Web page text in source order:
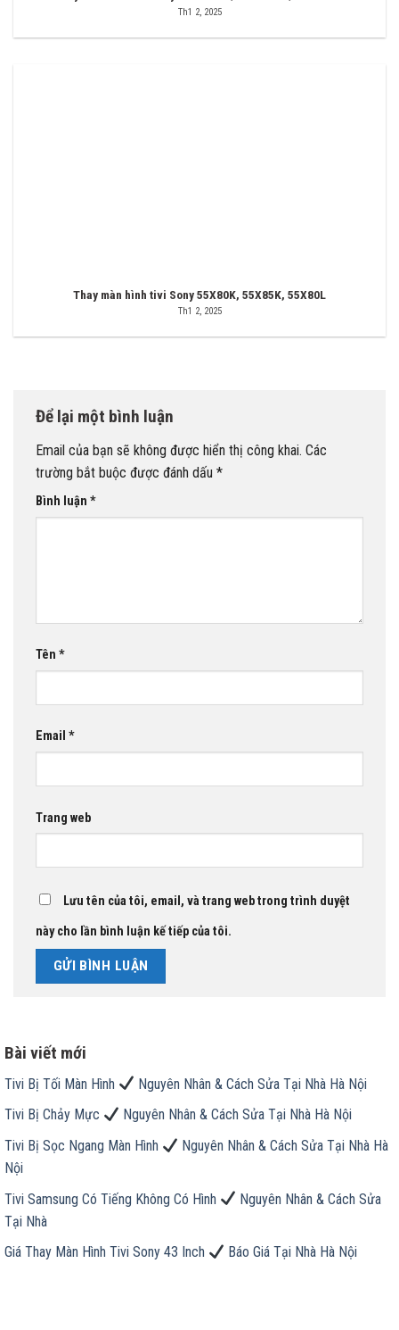
Th1 2, 2025
Thay màn hình tivi Sony 55X80K, 55X85K, 55X80L
Th1 2, 2025
Để lại một bình luận
Email của bạn sẽ không được hiển thị công khai. Các
trường bắt buộc được đánh dấu *
Bình luận *
Tên *
Email *
Trang web
Lưu tên của tôi, email, và trang web trong trình duyệt
này cho lần bình luận kế tiếp của tôi.
Bài viết mới
Tivi Bị Tối Màn Hình
Nguyên Nhân & Cách Sửa Tại Nhà Hà Nội
Tivi Bị Chảy Mực
Nguyên Nhân & Cách Sửa Tại Nhà Hà Nội
Tivi Bị Sọc Ngang Màn Hình
Nguyên Nhân & Cách Sửa Tại Nhà Hà
Nội
Tivi Samsung Có Tiếng Không Có Hình
Nguyên Nhân & Cách Sửa
Tại Nhà
Giá Thay Màn Hình Tivi Sony 43 Inch
Báo Giá Tại Nhà Hà Nội